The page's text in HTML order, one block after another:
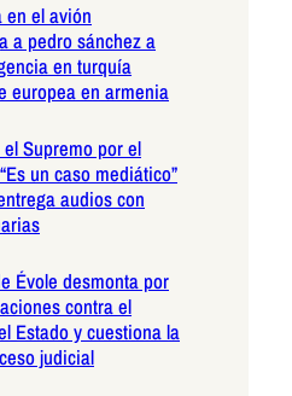
en el avión
a pedro sánchez a
en turquía
europea en armenia
Supremo por el
un caso mediático”
audios con
Évole desmonta por
contra el
Estado y cuestiona la
judicial